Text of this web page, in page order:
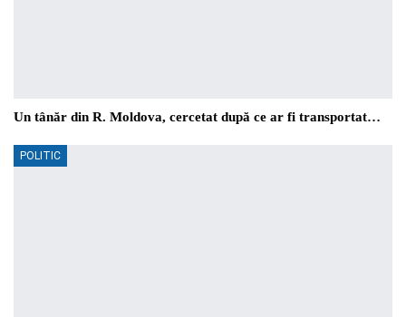
Un tânăr din R. Moldova, cercetat după ce ar fi transportat…
POLITIC